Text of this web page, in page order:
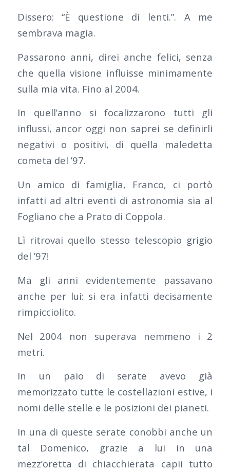
Dissero: “È questione di lenti.”. A me
sembrava magia.
Passarono anni, direi anche felici, senza
che quella visione influisse minimamente
sulla mia vita. Fino al 2004.
In quell’anno si focalizzarono tutti gli
influssi, ancor oggi non saprei se definirli
negativi o positivi, di quella maledetta
cometa del ’97.
Un amico di famiglia, Franco, ci portò
infatti ad altri eventi di astronomia sia al
Fogliano che a Prato di Coppola.
Lì ritrovai quello stesso telescopio grigio
del ’97!
Ma gli anni evidentemente passavano
anche per lui: si era infatti decisamente
rimpicciolito.
Nel 2004 non superava nemmeno i 2
metri.
In un paio di serate avevo già
memorizzato tutte le costellazioni estive, i
nomi delle stelle e le posizioni dei pianeti.
In una di queste serate conobbi anche un
tal Domenico, grazie a lui in una
mezz’oretta di chiacchierata capii tutto